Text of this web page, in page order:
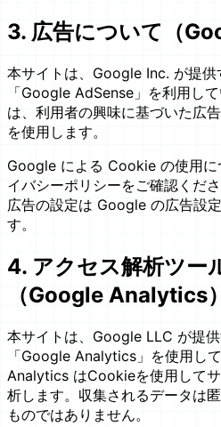
3. 広告について（
本サイトは、Google Inc. が提供
「Google AdSense」を利用し
は、利用者の興味に基づいた広
を使用します。
Google による Cookie の使用
イバシーポリシーをご確認くだ
広告の設定は Google の広告設
す。
4. アクセス解析ツー
（Google Analytics）
本サイトは、Google LLC が提
「Google Analytics」を使用し
Analytics はCookieを使用して
析します。収集されるデータは
ものではありません。